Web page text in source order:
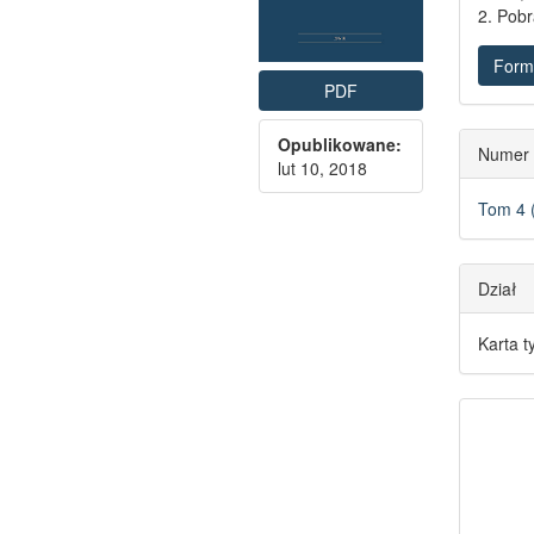
PDF
Opublikowane:
lut 10, 2018
2.
Numer
Tom 4
Dział
Karta